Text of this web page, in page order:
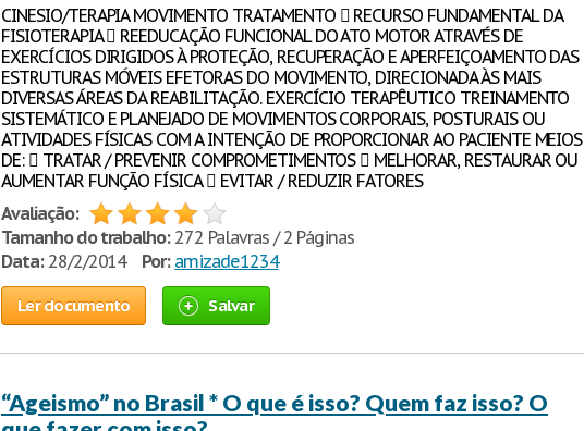
CINESIO/TERAPIA MOVIMENTO TRATAMENTO  RECURSO FUNDAMENTAL DA
FISIOTERAPIA  REEDUCAÇÃO FUNCIONAL DO ATO MOTOR ATRAVÉS DE
EXERCÍCIOS DIRIGIDOS À PROTEÇÃO, RECUPERAÇÃO E APERFEIÇOAMENTO DAS
ESTRUTURAS MÓVEIS EFETORAS DO MOVIMENTO, DIRECIONADA ÀS MAIS
DIVERSAS ÁREAS DA REABILITAÇÃO. EXERCÍCIO TERAPÊUTICO TREINAMENTO
SISTEMÁTICO E PLANEJADO DE MOVIMENTOS CORPORAIS, POSTURAIS OU
ATIVIDADES FÍSICAS COM A INTENÇÃO DE PROPORCIONAR AO PACIENTE MEIOS
DE:  TRATAR / PREVENIR COMPROMETIMENTOS  MELHORAR, RESTAURAR OU
AUMENTAR FUNÇÃO FÍSICA  EVITAR / REDUZIR FATORES
Avaliação:
Tamanho do trabalho:272 Palavras / 2 Páginas
Data:28/2/2014 Por: amizade1234
Ler documento Salvar
“Ageismo” no Brasil * O que é isso? Quem faz isso? O